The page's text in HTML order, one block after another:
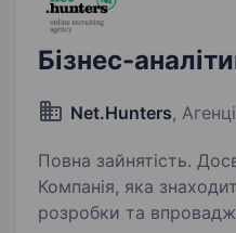
Бізнес-
Net.Hunters,
Повна зайнятість.
Компанія, яка
розробки та